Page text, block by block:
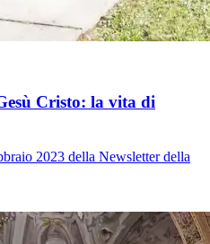
Cristo: la vita di
2023 della Newsletter della